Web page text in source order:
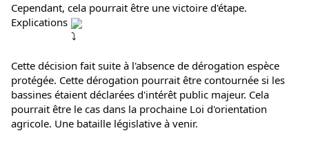
Cependant, cela pourrait être une victoire d'étape.
Explications
Cette décision fait suite à l'absence de dérogation espèce
protégée. Cette dérogation pourrait être contournée si les
bassines étaient déclarées d'intérêt public majeur. Cela
pourrait être le cas dans la prochaine Loi d'orientation
agricole. Une bataille législative à venir.